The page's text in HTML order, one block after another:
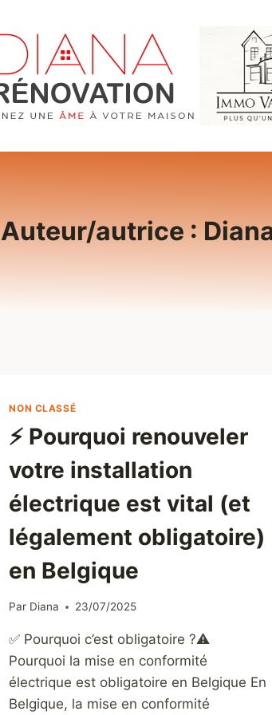
Auteur/autrice :
NON CLASSÉ
⚡ Pourquoi renouveler
votre installation
électrique est vital (et
légalement obligatoire)
en Belgique
Par Diana 23/07/2025
✅ Pourquoi c’est obligatoire ?⚠️
Pourquoi la mise en conformité
électrique est obligatoire en Belgique En
Belgique, la mise en conformité